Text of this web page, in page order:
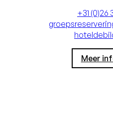
+31 (0)26
Meer